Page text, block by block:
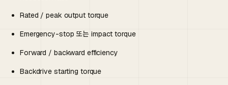
Rated / peak output torque
Emergency-stop 또는 impact torque
Forward / backward efficiency
Backdrive starting torque